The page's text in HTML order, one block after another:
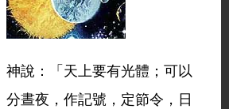
神說：「天上要有光體；可以
分晝夜，作記號，定節令，日